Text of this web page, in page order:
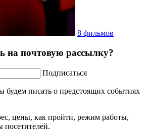
8 фильмов
на почтовую рассылку?
Подписаться
будем писать о предстоящих событиях
цены, как пройти, режим работы,
посетителей.